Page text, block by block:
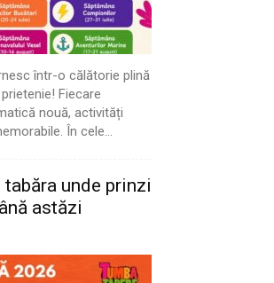
într-o călătorie plină
Fiecare
nouă, activități
În cele...
unde prinzi
astăzi